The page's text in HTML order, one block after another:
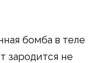
бомба в теле
зародится не